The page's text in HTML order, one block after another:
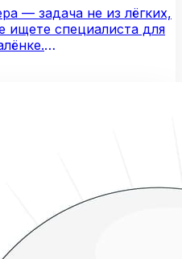
— задача не из лёгких,
ищете специалиста для